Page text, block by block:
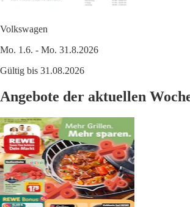
Volkswagen
Mo. 1.6. - Mo. 31.8.2026
Gültig bis 31.08.2026
Angebote der aktuellen